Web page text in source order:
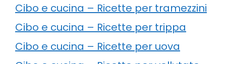
Cibo e cucina – Ricette per tramezzini
Cibo e cucina – Ricette per trippa
Cibo e cucina – Ricette per uova